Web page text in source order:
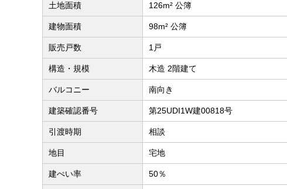
土地面積 126m² 公簿
建物面積 98m² 公簿
販売戸数 1戸
構造・規模 木造 2階建て
バルコニー 南向き
建築確認番号 第25UDI1W建00818号
引渡時期 相談
地目 宅地
建ぺい率 50％